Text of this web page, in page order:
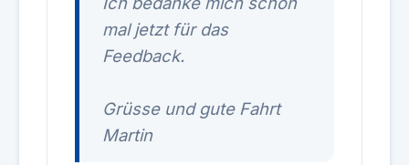
mal jetzt für das
Feedback.
Grüsse und gute Fahrt
Martin